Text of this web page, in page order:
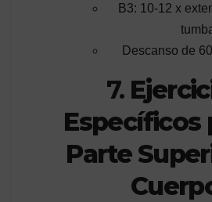
B3: 10-12 x
Descanso de
7.
Específicos
Parte